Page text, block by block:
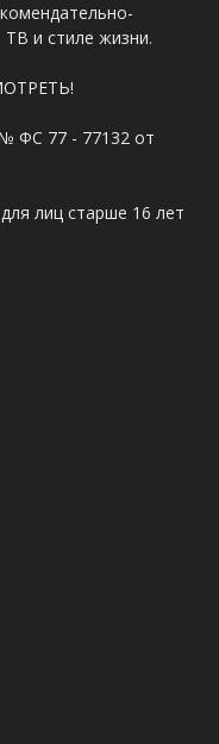
ТВ и стиле жизни.
ФС 77 - 77132 от
лиц старше 16 лет